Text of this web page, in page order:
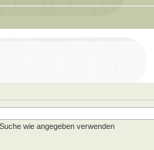
wie angegeben verwenden